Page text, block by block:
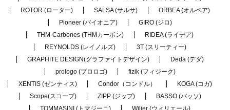
ROTOR (ローター)
SALSA (サルサ)
ORBEA (オルベア)
Pioneer (パイオニア)
GIRO (ジロ)
THM-Carbones (THMカーボン)
RIDEA (ライデア)
REYNOLDS (レイノルズ)
3T (スリーティー)
GRAPHITE DESIGN(グラファイトデザイン)
Deda (デダ)
prologo (プロロゴ)
fizik (フィジーク)
XENTIS (ゼンティス)
Condor（コンドル）
KOGA (コガ)
Scope(スコープ)
ZIPP (ジップ)
BASSO (バッソ)
TOMMASINI (トマジーニ)
Wilier (ウィリエール)